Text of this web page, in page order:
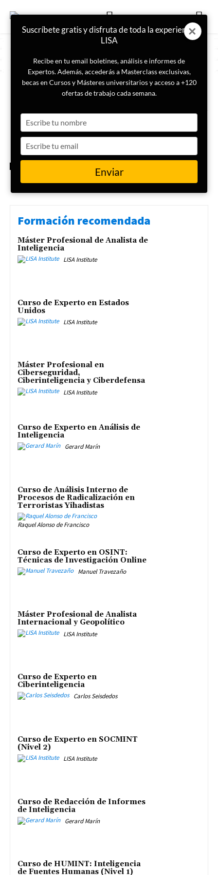
ETIQUETA
Cumbre del Clima
¿Qué es la COP y cómo influye
en la lucha contra el cambio
climático?
Formación recomendada
Máster Profesional de Analista de
Inteligencia
LISA Institute
Curso de Experto en Estados
Unidos
LISA Institute
Máster Profesional en
Ciberseguridad,
Ciberinteligencia y Ciberdefensa
LISA Institute
Curso de Experto en Análisis de
Inteligencia
Gerard Marín
Curso de Análisis Interno de
Procesos de Radicalización en
Terroristas Yihadistas
Raquel Alonso de Francisco
Curso de Experto en OSINT:
Técnicas de Investigación Online
Manuel Travezaño
Máster Profesional de Analista
Internacional y Geopolítico
LISA Institute
Curso de Experto en
Ciberinteligencia
Carlos Seisdedos
Curso de Experto en SOCMINT
(Nivel 2)
LISA Institute
Curso de Redacción de Informes
de Inteligencia
Gerard Marín
Curso de HUMINT: Inteligencia
de Fuentes Humanas (Nivel 1)
Suscríbete gratis y disfruta de toda la experiencia
LISA
Recibe en tu email boletines, análisis e informes de
Expertos. Además, accederás a Masterclass exclusivas,
becas en Cursos y Másteres universitarios y acceso a +120
ofertas de trabajo cada semana.
your
name
your
email
Enviar